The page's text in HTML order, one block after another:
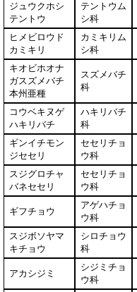
ジュウクホシ
テントウ
テントウム
シ科
ヒメビロウド
カミキリ
カミキリム
シ科
キオビホオナ
ガスズメバチ
本州亜種
スズメバチ
科
コウベキヌゲ
ハキリバチ
ハキリバチ
科
ギンイチモン
ジセセリ
セセリチョ
ウ科
スジグロチャ
バネセセリ
セセリチョ
ウ科
ギフチョウ
アゲハチョ
ウ科
スジボソヤマ
キチョウ
シロチョウ
科
アカシジミ
シジミチョ
ウ科